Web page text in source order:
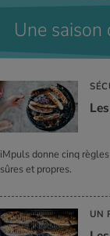
Une saison
iMpuls donne cinq
sûres et propres.
UN